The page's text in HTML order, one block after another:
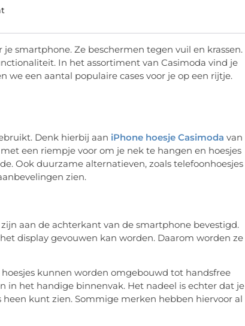
smartphone. Ze beschermen tegen vuil en krassen.
In het assortiment van Casimoda vind je
een aantal populaire cases voor je op een rijtje.
Denk hierbij aan iPhone hoesje Casimoda van
een riempje voor om je nek te hangen en hoesjes
Ook duurzame alternatieven, zoals telefoonhoesjes
zien.
aan de achterkant van de smartphone bevestigd.
display gevouwen kan worden. Daarom worden ze
kunnen worden omgebouwd tot handsfree
in het handige binnenvak. Het nadeel is echter dat je
kunt zien. Sommige merken hebben hiervoor al